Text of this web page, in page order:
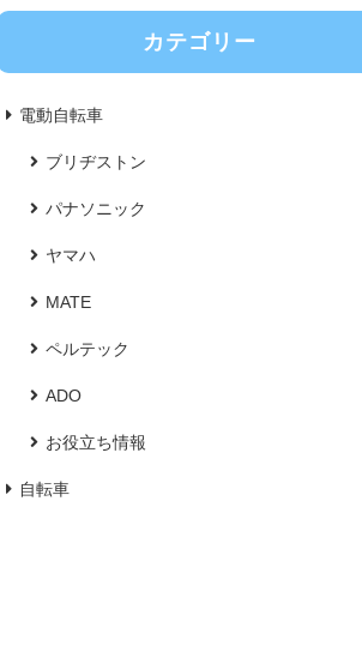
カテゴリー
電動自転車
ブリヂストン
パナソニック
ヤマハ
MATE
ペルテック
ADO
お役立ち情報
自転車